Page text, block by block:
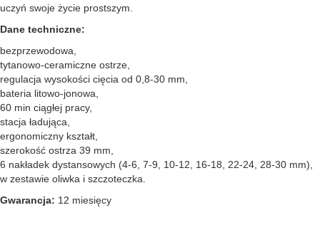
uczyń swoje życie prostszym.
Dane techniczne:
bezprzewodowa,
tytanowo-ceramiczne ostrze,
regulacja wysokości cięcia od 0,8-30 mm,
bateria litowo-jonowa,
60 min ciągłej pracy,
stacja ładująca,
ergonomiczny kształt,
szerokość ostrza 39 mm,
6 nakładek dystansowych (4-6, 7-9, 10-12, 16-18, 22-24, 28-30 mm),
w zestawie oliwka i szczoteczka.
Gwarancja: 12 miesięcy